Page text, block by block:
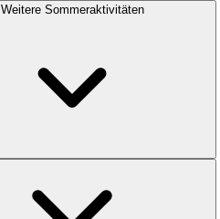
Weitere Sommeraktivitäten